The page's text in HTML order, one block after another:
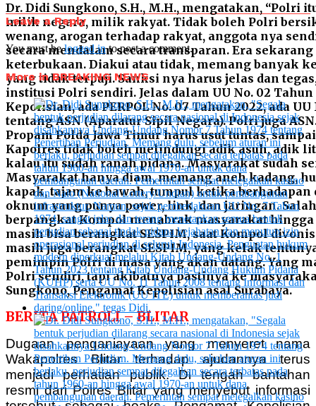
Dr. Didi Sungkono, S.H., M.H., mengatakan, “Polri
milik negara, milik rakyat. Tidak boleh Polri
wenang, arogan terhadap rakyat, anggota nya
secara mendalam secara transparan. Era
keterbukaan. Diakui atau tidak, memang banyak
yang tidak terpuji. Sanksi nya harus jelas dan
institusi Polri sendiri. Jelas dalam UU No. 02
Kepolisian, ada PERPOL No. 07 Tahun 2022, ada
tentang ASN (Aparatur Sipil Negara). Polri juga
Propam Polda Jawa Timur harus usut tuntas,
Kapolres tidak boleh melindungi adik asuh, adik
kalau itu sudah ranah pidana. Masyarakat sudah
Masyarakat hanya diam, memang aneh kadang,
kapak, tajam ke bawah, tumpul ketika berhadapan
oknum yang punya power, link, dan jaringan.
berpangkat Kompol menabrak masyarakat
masih bisa berangkat SESPIM, saat Kompol
masih juga berangkat SESPIM, yang kelak
pemimpin Polri di masa yang akan datang. Yang
Polri sendiri, tapi akibatnya pastinya ke
Sungkono, Pengamat Kepolisian asal Surabaya.
BERITA PATROLI – BLITAR
Dugaan penganiayaan yang menyeret nama
Wakapolres Blitar terhadap ajudannya terus
menjadi perhatian publik. Di tengah bantahan
resmi dari Polres Blitar yang menyebut informasi
Leave a Reply
You must belogged into post a comment.
More in BREAKING NEWS